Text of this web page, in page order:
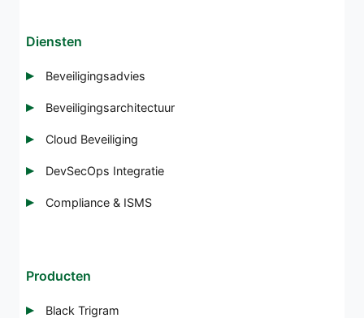
Diensten
Beveiligingsadvies
Beveiligingsarchitectuur
Cloud Beveiliging
DevSecOps Integratie
Compliance & ISMS
Producten
Black Trigram